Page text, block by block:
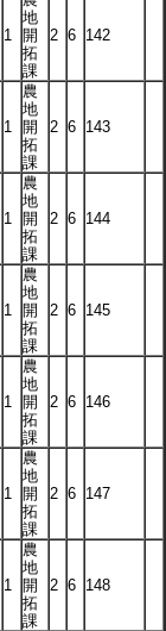
1
地
開
拓
課
2 6 142
1
農
地
開
拓
課
2 6 143
1
農
地
開
拓
課
2 6 144
1
農
地
開
拓
課
2 6 145
1
農
地
開
拓
課
2 6 146
1
農
地
開
拓
課
2 6 147
1
農
地
開
拓
課
2 6 148